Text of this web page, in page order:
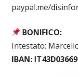
paypal.me/
BONIFICO:
Intestato:
IBAN: